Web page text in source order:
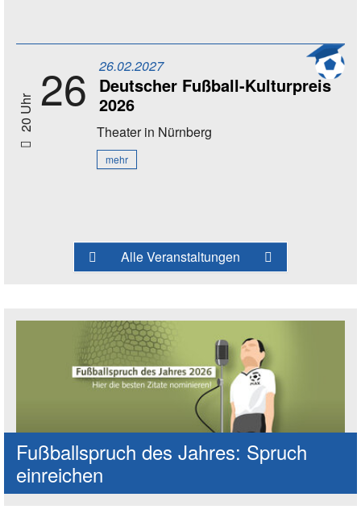
20 Uhr 26 26.02.2027
Deutscher Fußball-Kulturpreis
2026
Theaterin Nürnberg
mehr
Alle Veranstaltungen
Fußballspruch des Jahres: Spruch
einreichen